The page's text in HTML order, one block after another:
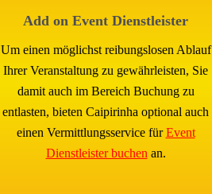
Add on Event Dienstleister
Um einen möglichst reibungslosen Ablauf
Ihrer Veranstaltung zu gewährleisten, Sie
damit auch im Bereich Buchung zu
entlasten, bieten Caipirinha optional auch
einen Vermittlungsservice fürEvent
Dienstleister buchen an.